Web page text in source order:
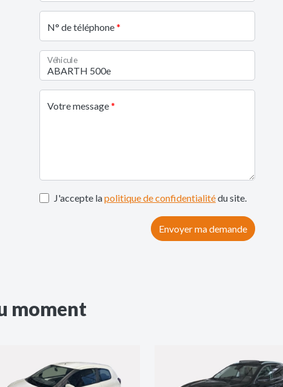
N° de téléphone
Véhicule
Votre message
J'accepte lapolitique de confidentialitédu site.
Envoyer ma demande
moment